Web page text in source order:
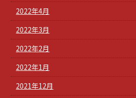
2022年4月
2022年3月
2022年2月
2022年1月
2021年12月